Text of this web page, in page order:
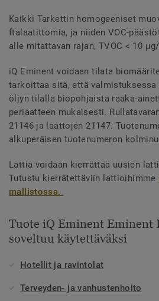
Kaikki Tarkettin homogeeniset
ftalaatittomia, ja niiden VOC-
alle mitattavan rajan, TVOC < 10
iQ Eminent voidaan tilata
tarkoittaa sitä, että
öljyn tilalla biopohjaista raaka-
periaatteen mukaisesti.
21146 ja laattojen 21147.
alkuperäisen tuotenumeron
Lattia voidaan kierrättää uusien
Tutustu kierrätettäviin lattioihimme
mallistossa.
Tuote iQ Eminent Eminent
soveltuu käytettäväksi
Hotellit ja ravintolat
Terveyden- ja vanhustenhoito